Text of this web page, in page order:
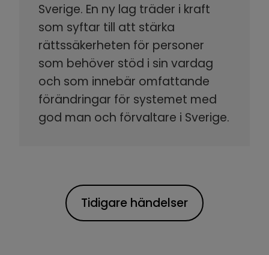
Sverige. En ny lag träder i kraft
som syftar till att stärka
rättssäkerheten för personer
som behöver stöd i sin vardag
och som innebär omfattande
förändringar för systemet med
god man och förvaltare i Sverige.
Tidigare händelser